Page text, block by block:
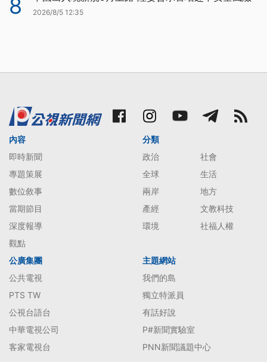
8 2026/8/5 12:35
內容
即時新聞
專題策展
數位敘事
當期節目
深度報導
觀點
分類
政治
社會
全球
生活
兩岸
地方
產經
文教科技
環境
社福人權
公廣集團
公共電視
PTS TW
公視台語台
中華電視公司
客家電視台
主題網站
我們的島
獨立特派員
有話好說
P#新聞實驗室
PNN新聞議題中心